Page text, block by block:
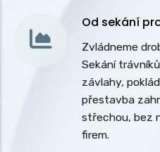
Od sekání
Zvládneme
Sekání
závlahy,
přestavba
střechou, bez
firem.